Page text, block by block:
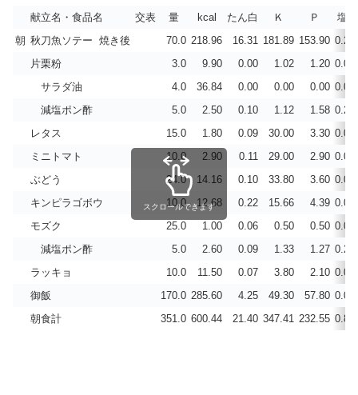
献立名・食品名 交表 量 kcal たん白 Ｋ Ｐ
塩分
朝 秋刀魚ソテー 焼き後 70.0 218.96 16.31 181.89 153.90
片栗粉
3.0 9.90 0.00 1.02 1.20
サラダ油
4.0 36.84 0.00 0.00 0.00
減塩ポン酢
5.0 2.50 0.10 1.12 1.58
レタス
15.0 1.80 0.09 30.00 3.30
ミニトマト
10.0 2.90 0.11 29.00 2.90
ぶどう
24.0 14.16 0.10 33.80 3.60
キンピラゴボウ
10.0 12.68 0.22 15.66 4.39
モズク
25.0 1.00 0.06 0.50 0.50
減塩ポン酢
5.0 2.60 0.09 1.33 1.27
ラッキョ
10.0 11.50 0.07 3.80 2.10
御飯
170.0 285.60 4.25 49.30 57.80
朝食計
351.0 600.44 21.40 347.41 232.55
スクロールできます